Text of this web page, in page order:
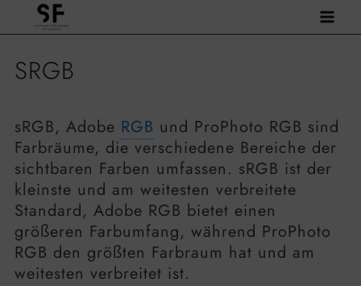
Inhalt
SRGB
sRGB, Adobe RGB und ProPhoto RGB sind
Farbräume, die verschiedene Bereiche der
sichtbaren Farben umfassen. sRGB ist der
kleinste und am weitesten verbreitete
Standard, Adobe RGB bietet einen
größeren Farbumfang, während ProPhoto
RGB den größten Farbraum hat und am
weitesten verbreitet ist.